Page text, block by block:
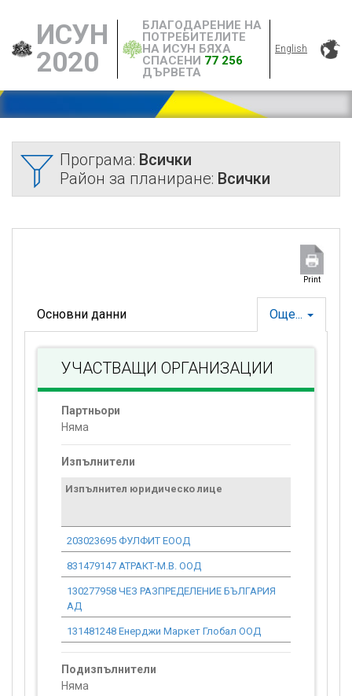
ИСУН
2020
БЛАГОДАРЕНИЕ НА
ПОТРЕБИТЕЛИТЕ
НА ИСУН БЯХА
СПАСЕНИ 77 256
ДЪРВЕТА
English
Програма: Всички
Район за планиране: Всички
Print
Още...
Основни данни
УЧАСТВАЩИ ОРГАНИЗАЦИИ
Партньори
Няма
Изпълнители
Изпълнител юридическо лице
203023695 ФУЛФИТ ЕООД
831479147 АТРАКТ-М.В. ООД
130277958 ЧЕЗ РАЗПРЕДЕЛЕНИЕ БЪЛГАРИЯ
АД
131481248 Енерджи Маркет Глобал ООД
Подизпълнители
Няма